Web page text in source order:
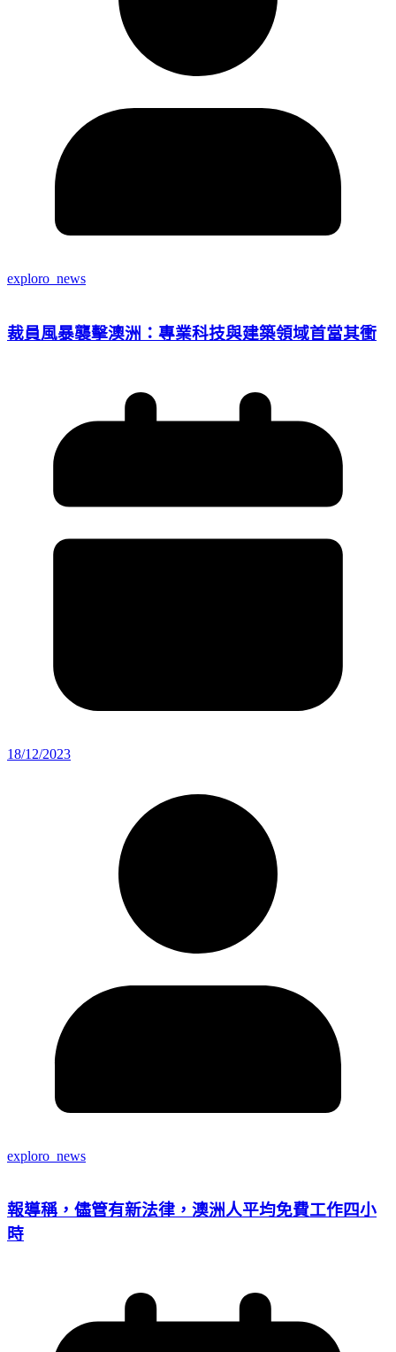
exploro_news
裁員風暴襲擊澳洲：專業科技與建築領域首當其衝
18/12/2023
exploro_news
報導稱，儘管有新法律，澳洲人平均免費工作四小
時